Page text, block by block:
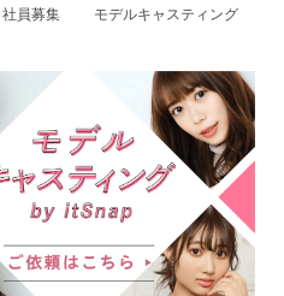
社員募集 モデルキャスティング